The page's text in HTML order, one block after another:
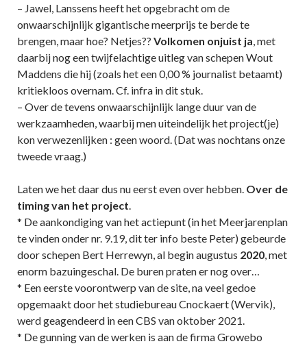
– Jawel, Lanssens heeft het opgebracht om de
onwaarschijnlijk gigantische meerprijs te berde te
brengen, maar hoe? Netjes?? Volkomen onjuist ja, met
daarbij nog een twijfelachtige uitleg van schepen Wout
Maddens die hij (zoals het een 0,00 % journalist betaamt)
kritiekloos overnam. Cf. infra in dit stuk.
– Over de tevens onwaarschijnlijk lange duur van de
werkzaamheden, waarbij men uiteindelijk het project(je)
kon verwezenlijken : geen woord. (Dat was nochtans onze
tweede vraag.)
Laten we het daar dus nu eerst even over hebben. Over de
timing van het project.
* De aankondiging van het actiepunt (in het Meerjarenplan
te vinden onder nr. 9.19, dit ter info beste Peter) gebeurde
door schepen Bert Herrewyn, al begin augustus 2020, met
enorm bazuingeschal. De buren praten er nog over…
* Een eerste voorontwerp van de site, na veel gedoe
opgemaakt door het studiebureau Cnockaert (Wervik),
werd geagendeerd in een CBS van oktober 2021.
* De gunning van de werken is aan de firma Growebo